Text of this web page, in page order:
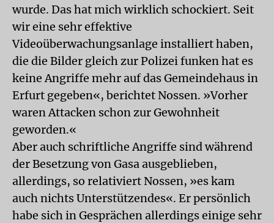
wurde. Das hat mich wirklich schockiert. Seit
wir eine sehr effektive
Videoüberwachungsanlage installiert haben,
die die Bilder gleich zur Polizei funken hat es
keine Angriffe mehr auf das Gemeindehaus in
Erfurt gegeben«, berichtet Nossen. »Vorher
waren Attacken schon zur Gewohnheit
geworden.«
Aber auch schriftliche Angriffe sind während
der Besetzung von Gasa ausgeblieben,
allerdings, so relativiert Nossen, »es kam
auch nichts Unterstützendes«. Er persönlich
habe sich in Gesprächen allerdings einige sehr